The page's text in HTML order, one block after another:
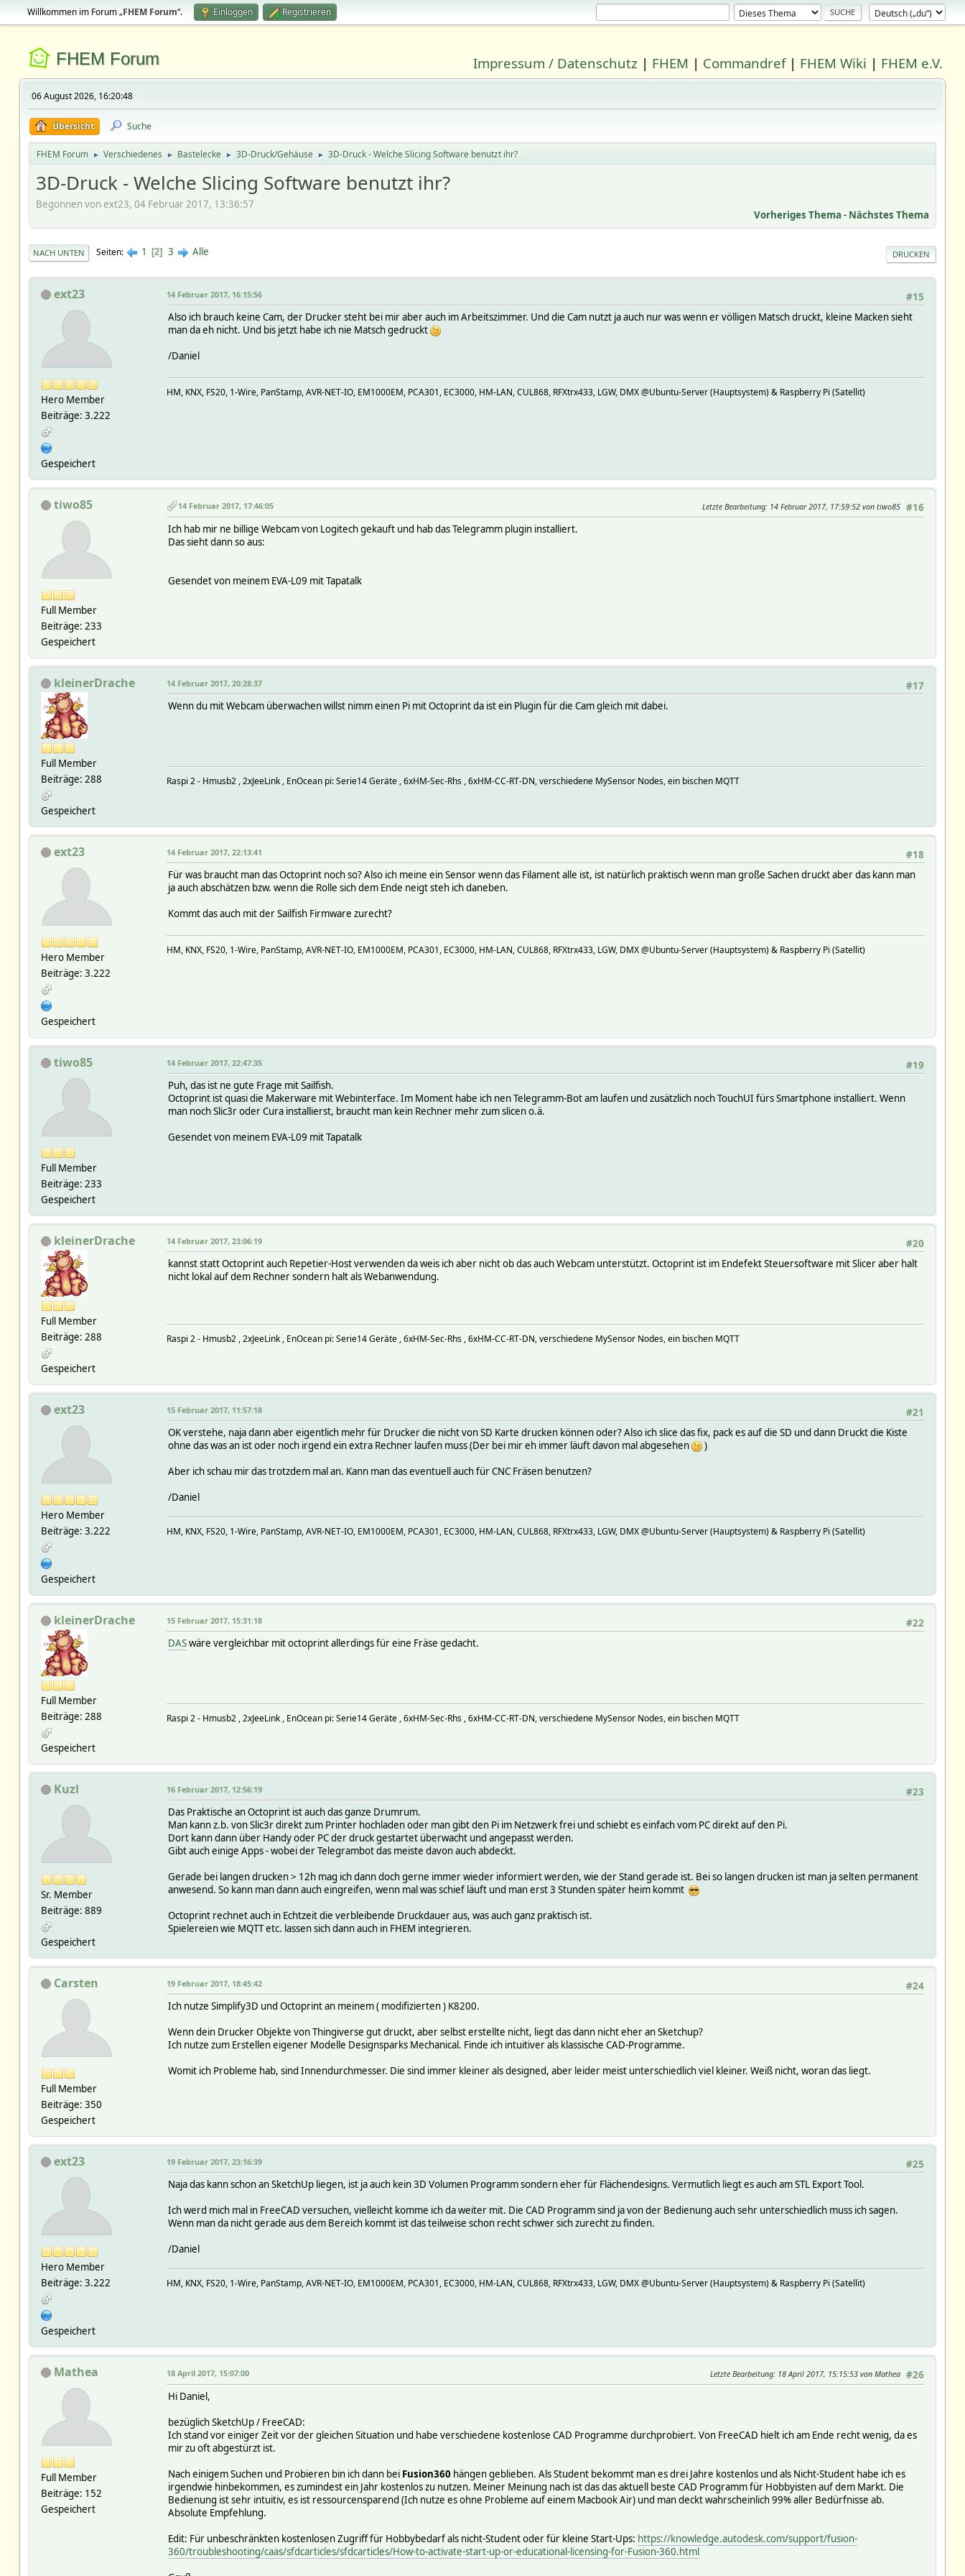
Willkommen im Forum „FHEM Forum“. Einloggen Registrieren
FHEM Forum Impressum / Datenschutz | FHEM | Commandref| FHEM Wiki | FHEM e.V.
06 August 2026, 16:20:48
Übersicht Suche
FHEM Forum ► Verschiedenes ► Bastelecke ► 3D-Druck/Gehäuse ► 3D-Druck - Welche Slicing Software benutzt ihr?
3D-Druck - Welche Slicing Software benutzt ihr?
Begonnen von ext23, 04 Februar 2017, 13:36:57
Vorheriges Thema - Nächstes Thema
DRUCKEN
NACH UNTEN Seiten 1 2 3 Alle
ext23
Hero Member
Beiträge: 3.222
Gespeichert
#15
14 Februar 2017, 16:15:56
Also ich brauch keine Cam, der Drucker steht bei mir aber auch im Arbeitszimmer. Und die Cam nutzt ja auch nur was wenn er völligen Matsch druckt, kleine Macken sieht
man da eh nicht. Und bis jetzt habe ich nie Matsch gedruckt
/Daniel
HM, KNX, FS20, 1-Wire, PanStamp, AVR-NET-IO, EM1000EM, PCA301, EC3000, HM-LAN, CUL868, RFXtrx433, LGW, DMX @Ubuntu-Server (Hauptsystem) & Raspberry Pi (Satellit)
tiwo85
Full Member
Beiträge: 233
Gespeichert
#16
14 Februar 2017, 17:46:05 Letzte Bearbeitung: 14 Februar 2017, 17:59:52 von tiwo85
Ich hab mir ne billige Webcam von Logitech gekauft und hab das Telegramm plugin installiert.
Das sieht dann so aus:
Gesendet von meinem EVA-L09 mit Tapatalk
kleinerDrache
Full Member
Beiträge: 288
Gespeichert
#17
14 Februar 2017, 20:28:37
Wenn du mit Webcam überwachen willst nimm einen Pi mit Octoprint da ist ein Plugin für die Cam gleich mit dabei.
Raspi 2 - Hmusb2 , 2xJeeLink , EnOcean pi: Serie14 Geräte , 6xHM-Sec-Rhs , 6xHM-CC-RT-DN, verschiedene MySensor Nodes, ein bischen MQTT
ext23
Hero Member
Beiträge: 3.222
Gespeichert
#18
14 Februar 2017, 22:13:41
Für was braucht man das Octoprint noch so? Also ich meine ein Sensor wenn das Filament alle ist, ist natürlich praktisch wenn man große Sachen druckt aber das kann man
ja auch abschätzen bzw. wenn die Rolle sich dem Ende neigt steh ich daneben.
Kommt das auch mit der Sailfish Firmware zurecht?
HM, KNX, FS20, 1-Wire, PanStamp, AVR-NET-IO, EM1000EM, PCA301, EC3000, HM-LAN, CUL868, RFXtrx433, LGW, DMX @Ubuntu-Server (Hauptsystem) & Raspberry Pi (Satellit)
tiwo85
Full Member
Beiträge: 233
Gespeichert
#19
14 Februar 2017, 22:47:35
Puh, das ist ne gute Frage mit Sailfish.
Octoprint ist quasi die Makerware mit Webinterface. Im Moment habe ich nen Telegramm-Bot am laufen und zusätzlich noch TouchUI fürs Smartphone installiert. Wenn
man noch Slic3r oder Cura installierst, braucht man kein Rechner mehr zum slicen o.ä.
Gesendet von meinem EVA-L09 mit Tapatalk
kleinerDrache
Full Member
Beiträge: 288
Gespeichert
#20
14 Februar 2017, 23:06:19
kannst statt Octoprint auch Repetier-Host verwenden da weis ich aber nicht ob das auch Webcam unterstützt. Octoprint ist im Endefekt Steuersoftware mit Slicer aber halt
nicht lokal auf dem Rechner sondern halt als Webanwendung.
Raspi 2 - Hmusb2 , 2xJeeLink , EnOcean pi: Serie14 Geräte , 6xHM-Sec-Rhs , 6xHM-CC-RT-DN, verschiedene MySensor Nodes, ein bischen MQTT
ext23
Hero Member
Beiträge: 3.222
Gespeichert
#21
15 Februar 2017, 11:57:18
OK verstehe, naja dann aber eigentlich mehr für Drucker die nicht von SD Karte drucken können oder? Also ich slice das fix, pack es auf die SD und dann Druckt die Kiste
ohne das was an ist oder noch irgend ein extra Rechner laufen muss (Der bei mir eh immer läuft davon mal abgesehen
)
Aber ich schau mir das trotzdem mal an. Kann man das eventuell auch für CNC Fräsen benutzen?
/Daniel
HM, KNX, FS20, 1-Wire, PanStamp, AVR-NET-IO, EM1000EM, PCA301, EC3000, HM-LAN, CUL868, RFXtrx433, LGW, DMX @Ubuntu-Server (Hauptsystem) & Raspberry Pi (Satellit)
kleinerDrache
Full Member
Beiträge: 288
Gespeichert
#22
15 Februar 2017, 15:31:18
DASwäre vergleichbar mit octoprint allerdings für eine Fräse gedacht.
Raspi 2 - Hmusb2 , 2xJeeLink , EnOcean pi: Serie14 Geräte , 6xHM-Sec-Rhs , 6xHM-CC-RT-DN, verschiedene MySensor Nodes, ein bischen MQTT
Kuzl
Sr. Member
Beiträge: 889
Gespeichert
#23
16 Februar 2017, 12:56:19
Das Praktische an Octoprint ist auch das ganze Drumrum.
Man kann z.b. von Slic3r direkt zum Printer hochladen oder man gibt den Pi im Netzwerk frei und schiebt es einfach vom PC direkt auf den Pi.
Dort kann dann über Handy oder PC der druck gestartet überwacht und angepasst werden.
Gibt auch einige Apps - wobei der Telegrambot das meiste davon auch abdeckt.
Gerade bei langen drucken > 12h mag ich dann doch gerne immer wieder informiert werden, wie der Stand gerade ist. Bei so langen drucken ist man ja selten permanent
anwesend. So kann man dann auch eingreifen, wenn mal was schief läuft und man erst 3 Stunden später heim kommt
Octoprint rechnet auch in Echtzeit die verbleibende Druckdauer aus, was auch ganz praktisch ist.
Spielereien wie MQTT etc. lassen sich dann auch in FHEM integrieren.
Carsten
Full Member
Beiträge: 350
Gespeichert
#24
19 Februar 2017, 18:45:42
Ich nutze Simplify3D und Octoprint an meinem ( modifizierten ) K8200.
Wenn dein Drucker Objekte von Thingiverse gut druckt, aber selbst erstellte nicht, liegt das dann nicht eher an Sketchup?
Ich nutze zum Erstellen eigener Modelle Designsparks Mechanical. Finde ich intuitiver als klassische CAD-Programme.
Womit ich Probleme hab, sind Innendurchmesser. Die sind immer kleiner als designed, aber leider meist unterschiedlich viel kleiner. Weiß nicht, woran das liegt.
ext23
Hero Member
Beiträge: 3.222
Gespeichert
#25
19 Februar 2017, 23:16:39
Naja das kann schon an SketchUp liegen, ist ja auch kein 3D Volumen Programm sondern eher für Flächendesigns. Vermutlich liegt es auch am STL Export Tool.
Ich werd mich mal in FreeCAD versuchen, vielleicht komme ich da weiter mit. Die CAD Programm sind ja von der Bedienung auch sehr unterschiedlich muss ich sagen.
Wenn man da nicht gerade aus dem Bereich kommt ist das teilweise schon recht schwer sich zurecht zu finden.
/Daniel
HM, KNX, FS20, 1-Wire, PanStamp, AVR-NET-IO, EM1000EM, PCA301, EC3000, HM-LAN, CUL868, RFXtrx433, LGW, DMX @Ubuntu-Server (Hauptsystem) & Raspberry Pi (Satellit)
Mathea
Full Member
Beiträge: 152
Gespeichert
#26
18 April 2017, 15:07:00 Letzte Bearbeitung: 18 April 2017, 15:15:53 von Mathea
Hi Daniel,
bezüglich SketchUp / FreeCAD:
Ich stand vor einiger Zeit vor der gleichen Situation und habe verschiedene kostenlose CAD Programme durchprobiert. Von FreeCAD hielt ich am Ende recht wenig, da es
mir zu oft abgestürzt ist.
Nach einigem Suchen und Probieren bin ich dann bei Fusion360hängen geblieben. Als Student bekommt man es drei Jahre kostenlos und als Nicht-Student habe ich es
irgendwie hinbekommen, es zumindest ein Jahr kostenlos zu nutzen. Meiner Meinung nach ist das das aktuell beste CAD Programm für Hobbyisten auf dem Markt. Die
Bedienung ist sehr intuitiv, es ist ressourcensparend (Ich nutze es ohne Probleme auf einem Macbook Air) und man deckt wahrscheinlich 99% aller Bedürfnisse ab.
Absolute Empfehlung.
Edit: Für unbeschränkten kostenlosen Zugriff für Hobbybedarf als nicht-Student oder für kleine Start-Ups: https://knowledge.autodesk.com/support/fusion-
360/troubleshooting/caas/sfdcarticles/sfdcarticles/How-to-activate-start-up-or-educational-licensing-for-Fusion-360.html